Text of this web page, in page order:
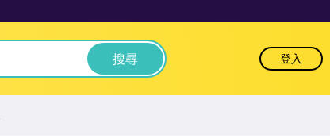
搜尋 登入